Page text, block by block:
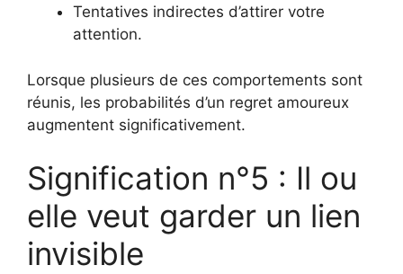
Tentatives indirectes d’attirer votre
attention.
Lorsque plusieurs de ces comportements sont
réunis, les probabilités d’un regret amoureux
augmentent significativement.
Signification n°5 : Il ou
elle veut garder un lien
invisible